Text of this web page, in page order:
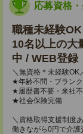
応募資格
職種未経験
10名以上の大
中 / WEB登録
＼無資格＊未経験OK
★年齢不問・ブラン
★履歴書不要・来社不
★社会保険完備
＼資格取得支援制度
働きながら0円で介護